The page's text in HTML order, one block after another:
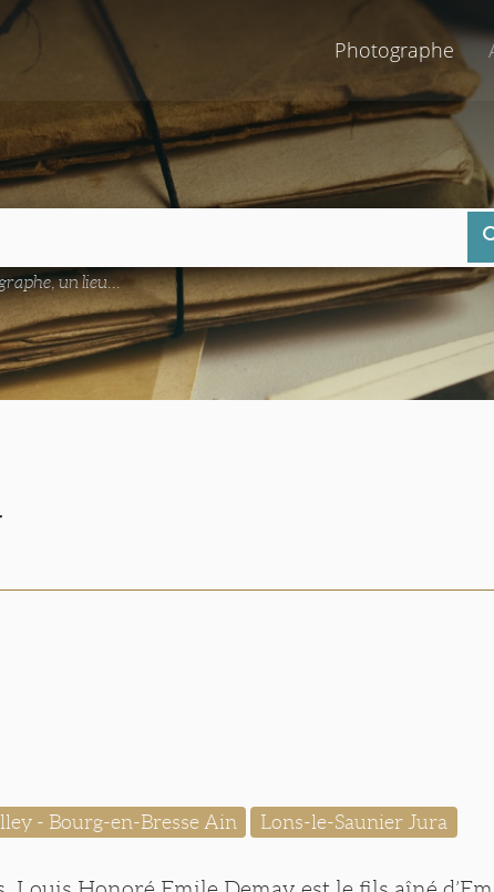
Photographe
un lieu...
- Bourg-en-Bresse Ain Lons-le-Saunier Jura